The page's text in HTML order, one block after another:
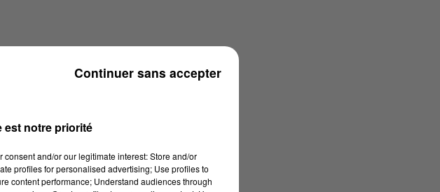
est notre priorité
and/or our legitimate interest: Store and/or
profiles for personalised advertising; Use profiles to
content performance; Understand audiences through
Continuer sans accepter